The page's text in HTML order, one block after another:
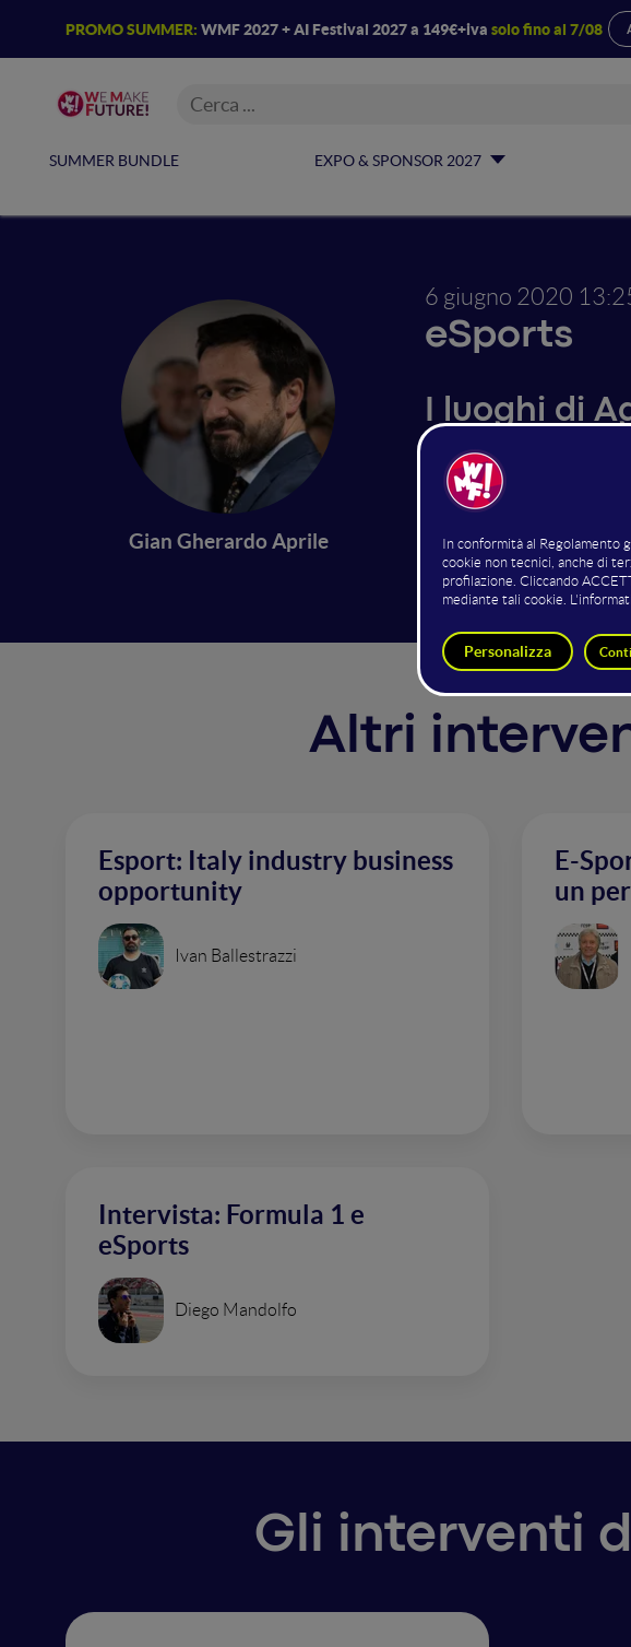
PROMO SUMMER: WMF 2027 + AI Festival 2027 a 149€+iva solo fino al 7/08
SUMMER BUNDLE EXPO & SPONSOR 2027
Gian Gherardo Aprile
6 giugno 2020
eSports
I luoghi di
online e
Condividere una
Altri
Esport: Italy industry business
opportunity
Ivan Ballestrazzi
E-
un
Intervista: Formula 1 e
eSports
Diego Mandolfo
Gli interventi